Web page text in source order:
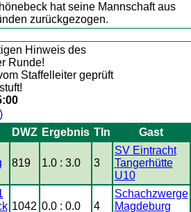
hat seine Mannschaft aus
zurückgezogen.
DWZ Ergebnis Tln Gast
819 1.0 : 3.0 3
SV Eintracht
Tangerhütte
U10
1042 0.0 : 0.0 4
Schachzwerge
Magdeburg